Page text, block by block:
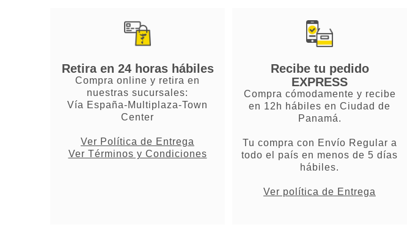
Retira en 24 horas hábiles
Compra online y retira en
nuestras sucursales:
Vía España-Multiplaza-Town
Center
Ver Política de Entrega
Ver Términos y Condiciones
Recibe tu pedido
EXPRESS
Compra cómodamente y recibe
en 12h hábiles en Ciudad de
Panamá.
Tu compra con Envío Regular a
todo el país en menos de 5 días
hábiles.
Ver política de Entrega